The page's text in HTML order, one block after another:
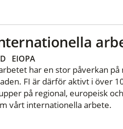
EIOPA
har en stor påverkan
FI är därför aktivt i över
på regional, europeisk
vårt internationella arbete.